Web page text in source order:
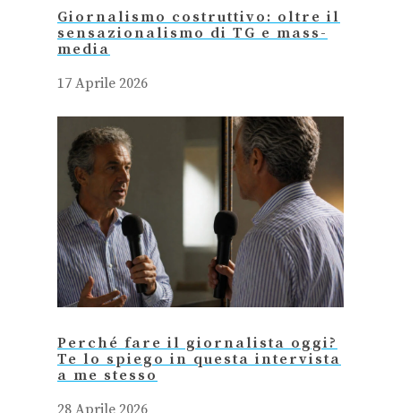
Giornalismo costruttivo: oltre il
sensazionalismo di TG e mass-
media
17 Aprile 2026
Perché fare il giornalista oggi?
Te lo spiego in questa intervista
a me stesso